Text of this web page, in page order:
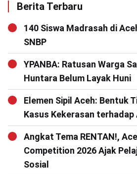
Berita Terbaru
140 Siswa Madrasah di
SNBP
YPANBA: Ratusan Warga
Huntara Belum Layak Huni
Elemen Sipil Aceh: Bentuk
Kasus Kekerasan terhadap
Angkat Tema RENTAN!,
Competition 2026 Ajak
Sosial